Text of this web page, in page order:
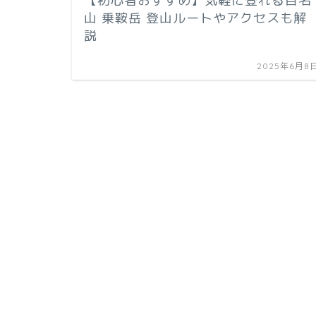
山 乗鞍岳 登山ルートやアクセスも解
説
2025年6月8